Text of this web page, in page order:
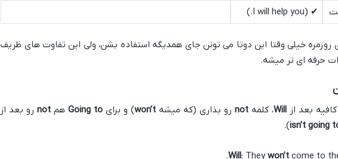
✔ (I will help you.)
روزمره خیلی وقتا این دوتا می تونن جای همدیگه استفاده بشن، ولی این تفاوت های ظریف
ات حرفه ای تر میشه.
بعد ازWill، کلمهnot رو بذاری (که میشهwon’t) و برای Going toهم notرو بعد از
isn’t going
).
Will: Theywon’tcome to